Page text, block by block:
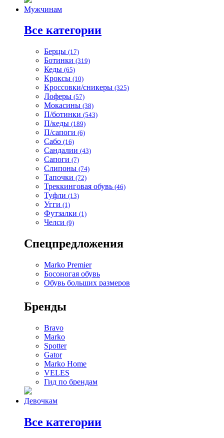
Мужчинам
Все категории
Берцы (17)
Ботинки (319)
Кеды (65)
Кроксы (10)
Кроссовки/сникеры (325)
Лоферы (57)
Мокасины (38)
П/ботинки (543)
П/кеды (189)
П/сапоги (6)
Сабо (16)
Сандалии (43)
Сапоги (7)
Слипоны (74)
Тапочки (72)
Треккинговая обувь (46)
Туфли (13)
Угги (1)
Футзалки (1)
Челси (9)
Спецпредложения
Marko Premier
Босоногая обувь
Обувь больших размеров
Бренды
Bravo
Marko
Spotter
Gator
Marko Home
VELES
Гид по брендам
Девочкам
Все категории